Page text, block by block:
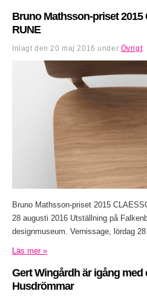
Bruno Mathsson-priset 2015
RUNE
Inlagt den 20 maj 2016 under Övrigt.
Bruno Mathsson-priset 2015
28 augusti 2016 Utställning på
designmuseum. Vernissage, lördag
Läs mer »
Gert Wingårdh är igång med
Husdrömmar